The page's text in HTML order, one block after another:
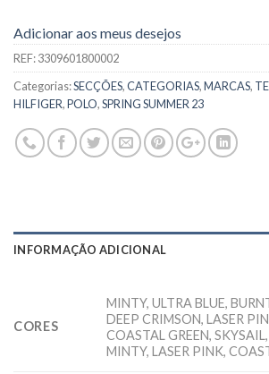
Adicionar aos meus desejos
REF:3309601800002
Categorias:SECÇÕES,CATEGORIAS,MARCAS,
HILFIGER,POLO,SPRING SUMMER 23
INFORMAÇÃO ADICIONAL
CORES
MINTY, ULTRA BLUE,
DEEP CRIMSON, LASER
COASTAL GREEN,
MINTY, LASER PINK,